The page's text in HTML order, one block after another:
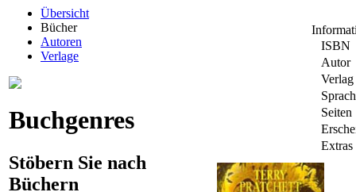
Übersicht
Bücher
Autoren
Verlage
Buchgenres
Stöbern Sie nach
Büchern
ISBN
Autor
Verlag
Seiten
Extras